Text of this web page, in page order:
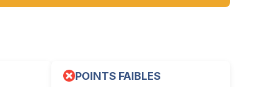
POINTS FAIBLES